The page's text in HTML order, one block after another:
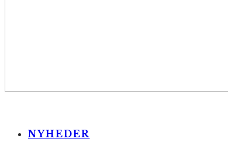
NYHEDER